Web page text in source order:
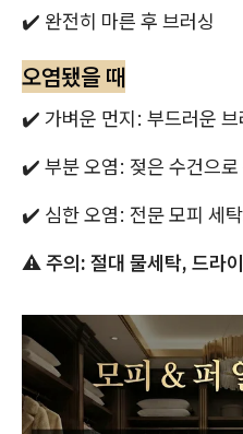
✔️ 완전히 마른 후 브러싱
오염됐을 때
✔️ 가벼운 먼지: 부드러운 브
✔️ 부분 오염: 젖은 수건으로
✔️ 심한 오염: 전문 모피 세
⚠️ 주의: 절대 물세탁, 드라